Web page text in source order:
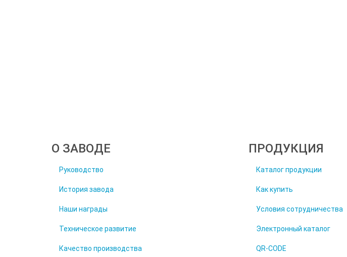
О ЗАВОДЕ
Руководство
История завода
Наши награды
Техническое развитие
Качество производства
ПРОДУКЦИЯ
Каталог продукции
Как купить
Условия сотрудничества
Электронный каталог
QR-CODE